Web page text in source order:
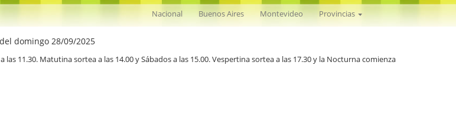
Nacional Buenos Aires Montevideo Provincias
domingo 28/09/2025
las 11.30. Matutina sortea a las 14.00 y Sábados a las 15.00. Vespertina sortea a las 17.30 y la Nocturna comienza